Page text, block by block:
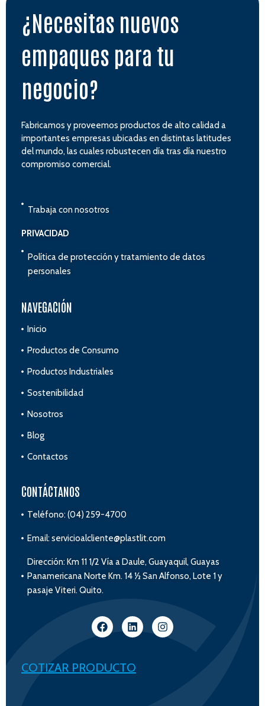
¿Necesitas nuevos
empaques para tu
negocio?
Fabricamos y proveemos productos de alto calidad a
importantes empresas ubicadas en distintas latitudes
del mundo, las cuales robustecen día tras día nuestro
compromiso comercial.
Trabaja con nosotros
PRIVACIDAD
Política de protección y tratamiento de datos
personales
NAVEGACIÓN
Inicio
Productos de Consumo
Productos Industriales
Sostenibilidad
Nosotros
Blog
Contactos
CONTÁCTANOS
Teléfono: (04) 259-4700
Email: servicioalcliente@plastlit.com
Dirección: Km 11 1/2 Vía a Daule, Guayaquil, Guayas
Panamericana Norte Km. 14 ½ San Alfonso, Lote 1 y
pasaje Viteri. Quito.
COTIZAR PRODUCTO